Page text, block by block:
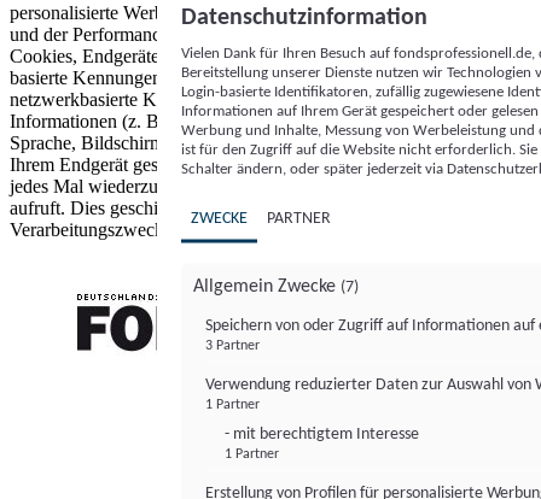
personalisierte Werbung und Inhalte, Messung von Werbeleistung
und der Performance von Inhalten sowie Zielgruppenforschung.
Cookies, Endgeräte- oder ähnliche Online-Kennungen (z. B. login-
basierte Kennungen, zufällig generierte Kennungen,
netzwerkbasierte Kennungen) können zusammen mit anderen
Informationen (z. B. Browsertyp und Browserinformationen,
Sprache, Bildschirmgröße, unterstützte Technologien usw.) auf
Ihrem Endgerät gespeichert oder von dort ausgelesen werden, um es
jedes Mal wiederzuerkennen, wenn es eine App oder einer Webseite
aufruft. Dies geschieht für einen oder mehrere der hier aufgeführten
Verarbeitungszwecke.
Datenschutzinformation
Vielen Dank für Ihren Besuch auf
Bereitstellung unserer Dienste nutzen wir Technologien
Login-basierte Identifikatoren, zufällig zugewiesene
Informationen auf Ihrem Gerät gespeichert oder
Werbung und Inhalte, Messung von Werbeleistung
ist für den Zugriff auf die Website nicht erforderlich.
Schalter ändern, oder später jederzeit via
ZWECKE PARTNER
Allgemein Zwecke (7)
Speichern von oder Zugriff auf Informationen auf
3 Partner
Verwendung reduzierter Daten zur Auswahl von
1 Partner
- mit berechtigtem Interesse
1 Partner
Erstellung von Profilen für personalisierte
FONDS professionell